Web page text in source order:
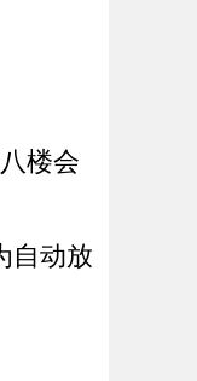
八楼会
自动放